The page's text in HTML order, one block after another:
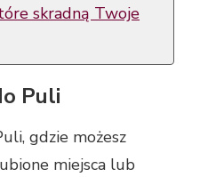
skradną Twoje
Puli
gdzie możesz
miejsca lub